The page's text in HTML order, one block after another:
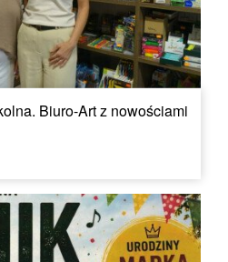
Biuro-Art z nowościami